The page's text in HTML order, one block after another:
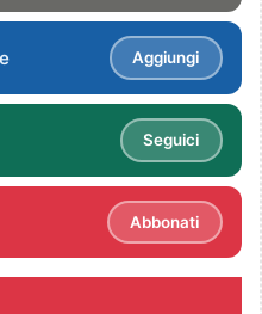
Aggiungi
Seguici
Abbonati